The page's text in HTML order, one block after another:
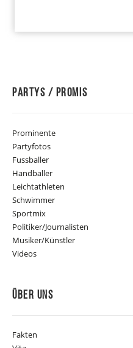
Partys / Promis
Prominente
Partyfotos
Fussballer
Handballer
Leichtathleten
Schwimmer
Sportmix
Politiker/Journalisten
Musiker/Künstler
Videos
Über Uns
Fakten